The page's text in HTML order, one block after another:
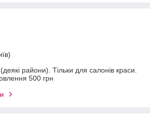
райони). Тільки для салонів краси.
500 грн